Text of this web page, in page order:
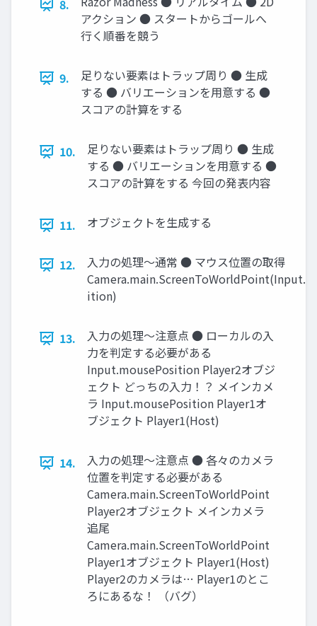
8.
アクション ● スタートからゴールへ
行く順番を競う
9.
足りない要素はトラップ周り ● 生成
する ● バリエーションを用意する ●
スコアの計算をする
10.
足りない要素はトラップ周り ● 生成
する ● バリエーションを用意する ●
スコアの計算をする 今回の発表内容
11. オブジェクトを生成する
12.
入力の処理～通常 ● マウス位置の取得
ition)
13.
入力の処理～注意点 ● ローカルの入
力を判定する必要がある
Input.mousePosition Player2オブジ
ェクト どっちの入力！？ メインカメ
ラ Input.mousePosition Player1オ
ブジェクト Player1(Host)
14.
入力の処理～注意点 ● 各々のカメラ
位置を判定する必要がある
Camera.main.ScreenToWorldPoint
Player2オブジェクト メインカメラ
追尾
Camera.main.ScreenToWorldPoint
Player1オブジェクト Player1(Host)
Player2のカメラは… Player1のとこ
ろにあるな！ （バグ）